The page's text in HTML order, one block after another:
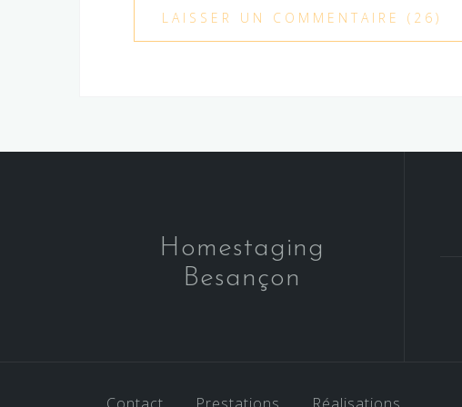
Homestaging
Besançon